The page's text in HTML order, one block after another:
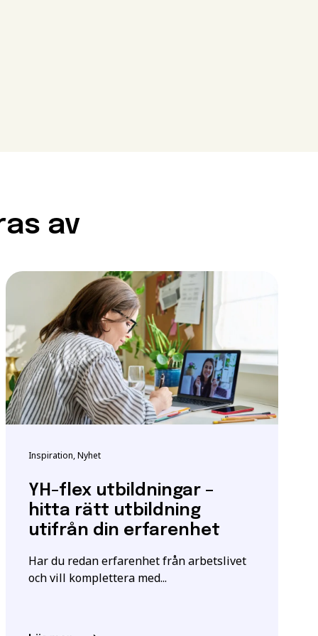
av
Inspiration, Nyhet
YH-flex utbildningar –
hitta rätt utbildning
utifrån din erfarenhet
Har du redan erfarenhet från arbetslivet
och vill komplettera med...
utbildningen.
samtyckesavtaletsom
att gå
Det innebär att du
Vissa
för
för att säkerställa